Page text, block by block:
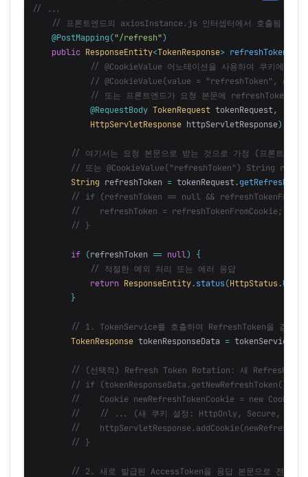
// ...
// 프론트엔드의 axiosInstance.js 인터셉터에서 호출됨
@PostMapping("/refresh")
public ResponseEntity<TokenResponse> refreshToken
// @CookieValue 어노테이션을 사용하여 쿠키에서
// @CookieValue(value = "refreshToken",
// 또는 프론트엔드가 요청 본문에 refreshToken을
@RequestBody TokenRequest tokenRequest,
HttpServletResponse httpServletResponse)
// 여기서는 요청 본문으로 받는 것으로 가정 (프론트엔드
// 또는 @CookieValue("refreshToken") String
String refreshToken = tokenRequest.
// if (refreshToken == null &&
//    refreshToken = refreshTokenFromCookie;
// }
if (refreshToken == null )
{
// 적절한 예외 처리 또는 에러 응답
return ResponseEntity. status (HttpStatus .
}
// 1. TokenService를 호출하여 RefreshToken을 검증하
TokenResponse tokenResponseData = tokenService
// (선택적) Refresh Token Rotation: 새 RefreshToken
// if (tokenResponseData.getNewRefreshToken()
//    Cookie newRefreshTokenCookie = new
//    // ... (새 쿠키 설정: HttpOnly, Secure, Path,
//
// }
// 2. 새로 발급된 AccessToken을 응답 본문으로 전달